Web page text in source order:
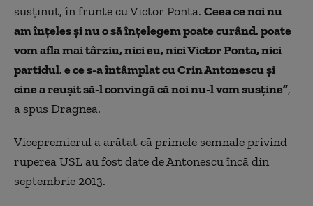
susţinut, în frunte cu Victor Ponta. Ceea ce noi nu
am înţeles şi nu o să înţelegem poate curând, poate
vom afla mai târziu, nici eu, nici Victor Ponta, nici
partidul, e ce s-a întâmplat cu Crin Antonescu şi
cine a reuşit să-l convingă că noi nu-l vom susţine”,
a spus Dragnea.
Vicepremierul a arătat că primele semnale privind
ruperea USL au fost date de Antonescu încă din
septembrie 2013.